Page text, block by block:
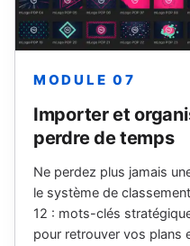
MODULE 07
Importer et
perdre de temps
Ne perdez plus jamais
le système de
12 : mots-clés
pour retrouver vos plans